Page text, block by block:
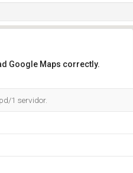
Google Maps correctly.
1 servidor.